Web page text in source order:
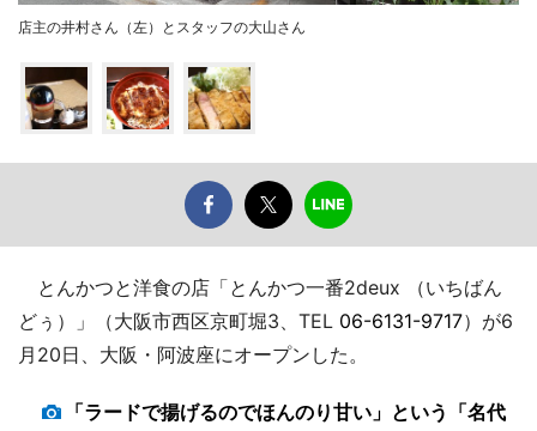
店主の井村さん（左）とスタッフの大山さん
とんかつと洋食の店「とんかつ一番2deux （いちばん
どぅ）」（大阪市西区京町堀3、TEL 06-6131-9717）が6
月20日、大阪・阿波座にオープンした。
「ラードで揚げるのでほんのり甘い」という「名代